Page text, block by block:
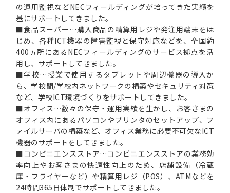
の運用監視などNECフィールディングが培ってきた実績を
基にサポートしてきました。
■食品スーパー…購入商品の精算用レジや発注用端末をは
じめ、各種ICT機器の障害監視と保守対応などを、全国約
400ヵ所にあるNECフィールディングのサービス拠点を活
用し、サポートしてきました。
■学校…授業で使用するタブレットや周辺機器の導入か
ら、学校間/学校内ネットワークの構築やセキュリティ対策
など、学校ICT環境づくりをサポートしてきました。
■オフィス…数々の保守・運用実績を生かし、お客さまの
オフィス内にあるパソコンやプリンタのセットアップ、フ
ァイルサーバの構築など、オフィス業務に必要不可欠なICT
機器のサポートをしてきました。
■コンビニエンスストア…コンビニエンスストアの業務効
率向上やお客さまの快適性向上のため、店舗設備（冷蔵
庫・フライヤーなど）や精算用レジ（POS）、ATMなどを
24時間365日体制でサポートしてきました。